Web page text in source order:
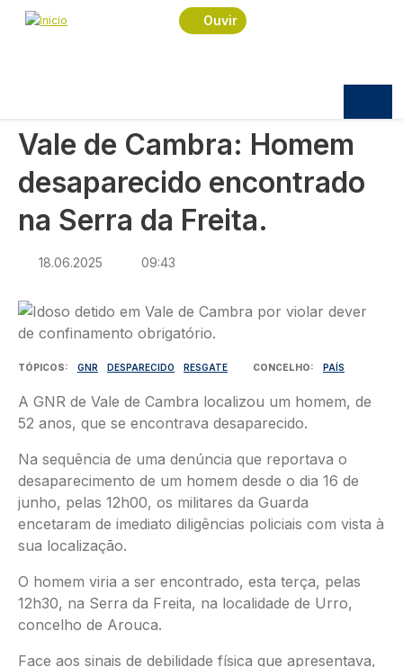
Passar para o conteúdo principal
Ouvir
Navegação estrutural
Início
Sociedade
Vale de Cambra: Homem desaparecido
Vale de Cambra: Homem
desaparecido encontrado
na Serra da Freita.
18.06.2025 09:43
Imagem
TÓPICOS GNR DESPARECIDO RESGATE CONCELHO PAÍS
A GNR de Vale de Cambra localizou um homem, de
52 anos, que se encontrava desaparecido.
Na sequência de uma denúncia que reportava o
desaparecimento de um homem desde o dia 16 de
junho, pelas 12h00, os militares da Guarda
encetaram de imediato diligências policiais com vista à
sua localização.
O homem viria a ser encontrado, esta terça, pelas
12h30, na Serra da Freita, na localidade de Urro,
concelho de Arouca.
Face aos sinais de debilidade física que apresentava,